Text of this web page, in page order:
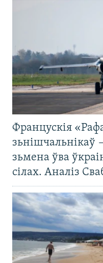
Францускія
зьнішчальнікаў
зьмена ўва
сілах. Аналіз